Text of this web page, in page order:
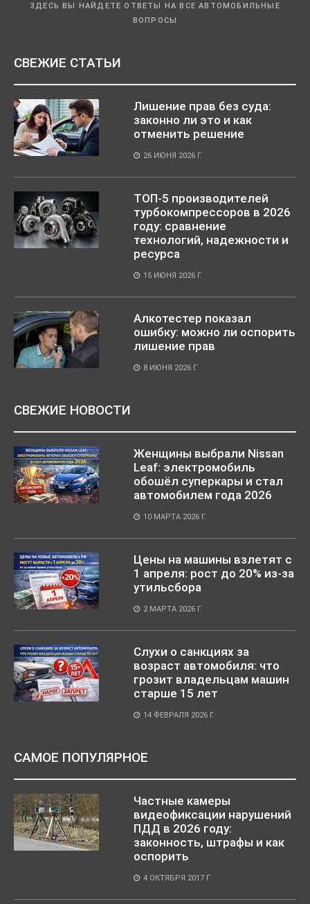
ЗДЕСЬ ВЫ НАЙДЕТЕ ОТВЕТЫ НА ВСЕ АВТОМОБИЛЬНЫЕ
ВОПРОСЫ
СВЕЖИЕ СТАТЬИ
Лишение прав без суда:
законно ли это и как
отменить решение
26 ИЮНЯ 2026 Г.
ТОП-5 производителей
турбокомпрессоров в 2026
году: сравнение
технологий, надежности и
ресурса
15 ИЮНЯ 2026 Г.
Алкотестер показал
ошибку: можно ли оспорить
лишение прав
8 ИЮНЯ 2026 Г.
СВЕЖИЕ НОВОСТИ
Женщины выбрали Nissan
Leaf: электромобиль
обошёл суперкары и стал
автомобилем года 2026
10 МАРТА 2026 Г.
Цены на машины взлетят с
1 апреля: рост до 20% из-за
утильсбора
2 МАРТА 2026 Г.
Слухи о санкциях за
возраст автомобиля: что
грозит владельцам машин
старше 15 лет
14 ФЕВРАЛЯ 2026 Г.
САМОЕ ПОПУЛЯРНОЕ
Частные камеры
видеофиксации нарушений
ПДД в 2026 году:
законность, штрафы и как
оспорить
4 ОКТЯБРЯ 2017 Г.